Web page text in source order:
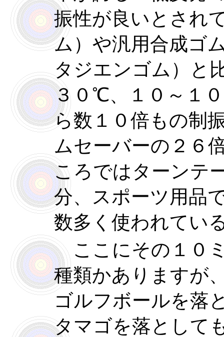
振性が良いとされ
ム）や汎用合成ゴ
タジエンゴム）と
３０℃、１０～１
ら数１０倍もの制
ムセーバーの２６
ころではターンテ
分、スポーツ用品
数多く使われてい
ここにその１０
種類かありますが
ゴルフボールを落
タマゴを落として